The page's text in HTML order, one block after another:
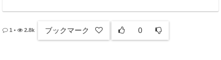
1 • 2.8k ブックマーク 0